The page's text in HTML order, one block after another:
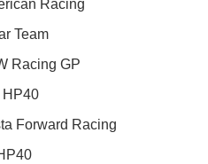
Racing
Team
Racing GP
HP40
Forward Racing